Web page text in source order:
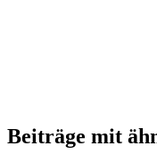
Beiträge mit